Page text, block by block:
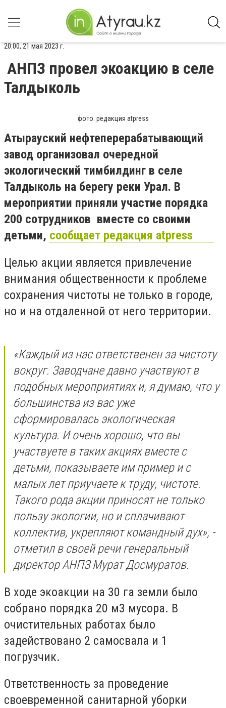
20:00, 21 мая 2023 г.
АНПЗ провел экоакцию в селе
Талдыколь
фото: редакция atpress
Атырауский нефтеперерабатывающий
завод организовал очередной
экологический тимбилдинг в селе
Талдыколь на берегу реки Урал. В
мероприятии приняли участие порядка
200 сотрудников вместе со своими
детьми, сообщает редакция atpress
Целью акции является привлечение
внимания общественности к проблеме
сохранения чистоты не только в городе,
но и на отдаленной от него территории.
«Каждый из нас ответственен за чистоту
вокруг. Заводчане давно участвуют в
подобных мероприятиях и, я думаю, что у
большинства из вас уже
сформировалась экологическая
культура. И очень хорошо, что вы
участвуете в таких акциях вместе с
детьми, показываете им пример и с
малых лет приучаете к труду, чистоте.
Такого рода акции приносят не только
пользу экологии, но и сплачивают
коллектив, укрепляют командный дух», -
отметил в своей речи генеральный
директор АНПЗ Мурат Досмуратов.
В ходе экоакции на 30 га земли было
собрано порядка 20 м3 мусора. В
очистительных работах было
задействовано 2 самосвала и 1
погрузчик.
Ответственность за проведение
своевременной санитарной уборки